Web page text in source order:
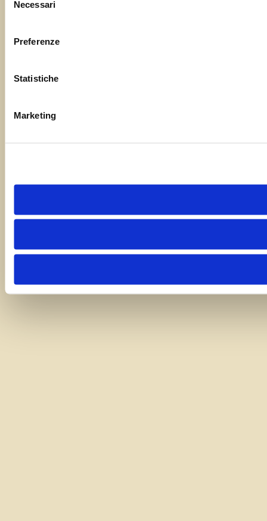
delNecessari
Preferenze
Statistiche
Marketing